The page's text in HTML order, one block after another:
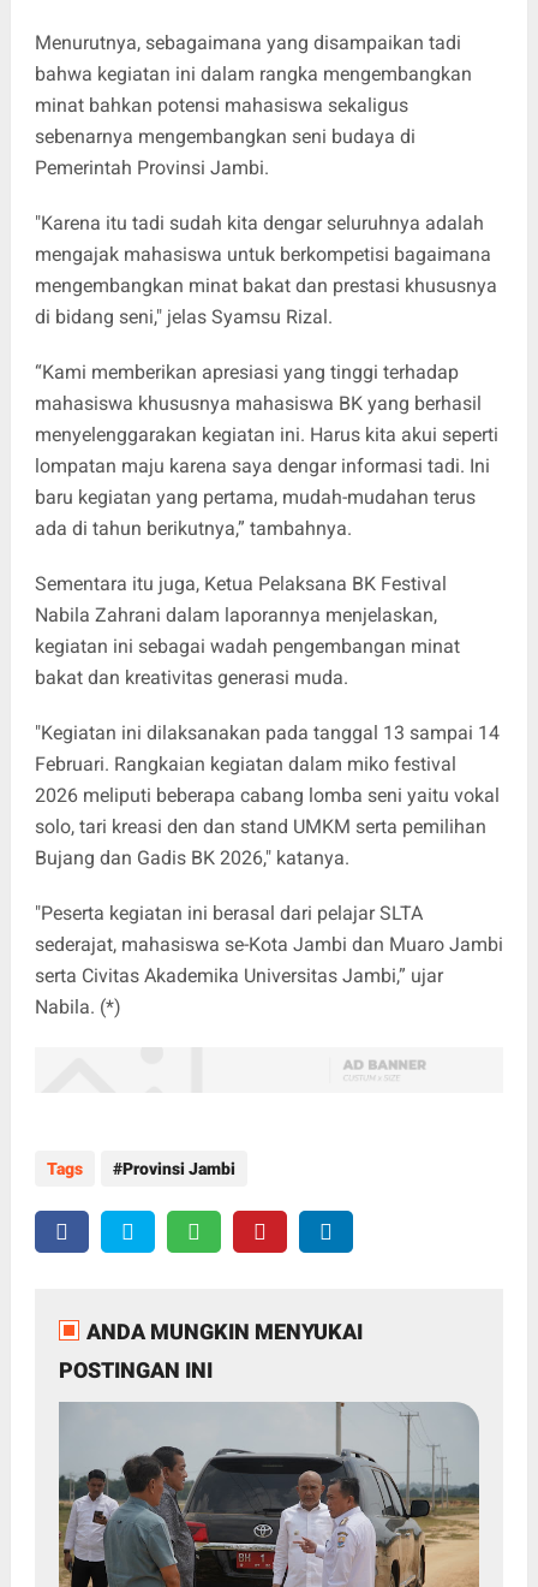
Menurutnya, sebagaimana yang disampaikan tadi
bahwa kegiatan ini dalam rangka mengembangkan
minat bahkan potensi mahasiswa sekaligus
sebenarnya mengembangkan seni budaya di
Pemerintah Provinsi Jambi.
"Karena itu tadi sudah kita dengar seluruhnya adalah
mengajak mahasiswa untuk berkompetisi bagaimana
mengembangkan minat bakat dan prestasi khususnya
di bidang seni," jelas Syamsu Rizal.
“Kami memberikan apresiasi yang tinggi terhadap
mahasiswa khususnya mahasiswa BK yang berhasil
menyelenggarakan kegiatan ini. Harus kita akui seperti
lompatan maju karena saya dengar informasi tadi. Ini
baru kegiatan yang pertama, mudah-mudahan terus
ada di tahun berikutnya,” tambahnya.
Sementara itu juga, Ketua Pelaksana BK Festival
Nabila Zahrani dalam laporannya menjelaskan,
kegiatan ini sebagai wadah pengembangan minat
bakat dan kreativitas generasi muda.
"Kegiatan ini dilaksanakan pada tanggal 13 sampai 14
Februari. Rangkaian kegiatan dalam miko festival
2026 meliputi beberapa cabang lomba seni yaitu vokal
solo, tari kreasi den dan stand UMKM serta pemilihan
Bujang dan Gadis BK 2026," katanya.
"Peserta kegiatan ini berasal dari pelajar SLTA
sederajat, mahasiswa se-Kota Jambi dan Muaro Jambi
serta Civitas Akademika Universitas Jambi,” ujar
Nabila. (*)
Tags Provinsi Jambi
ANDA MUNGKIN MENYUKAI
POSTINGAN INI